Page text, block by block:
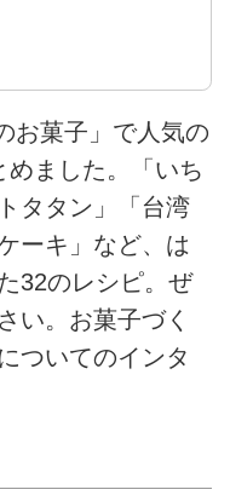
お菓子」で人気の
めました。「いち
タタン」「台湾
ーキ」など、は
32のレシピ。ぜ
い。お菓子づく
ついてのインタ